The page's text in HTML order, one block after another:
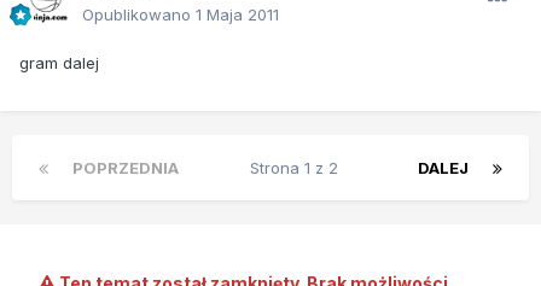
Opublikowano 1 Maja 2011
gram dalej
POPRZEDNIA DALEJ
Strona 1 z 2